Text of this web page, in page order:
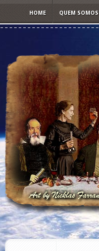
HOME QUEM SOMOS